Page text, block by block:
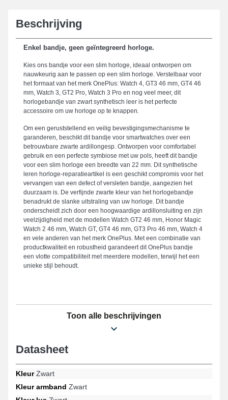
Beschrijving
Enkel bandje, geen geïntegreerd horloge.
Kies ons bandje voor een slim horloge, ideaal ontworpen om
nauwkeurig aan te passen op een slim horloge. Verstelbaar voor
het formaat van het merk OnePlus: Watch 4, GT3 46 mm, GT4 46
mm, Watch 3, GT2 Pro, Watch 3 Pro en nog veel meer, dit
horlogebandje van zwart synthetisch leer is het perfecte
accessoire om uw horloge op te knappen.
Om een geruststellend en veilig bevestigingsmechanisme te
garanderen, beschikt dit bandje voor smartwatches over een
betrouwbare zwarte ardillongesp. Ontworpen voor comfortabel
gebruik en een perfecte symbiose met uw pols, heeft dit bandje
voor een slim horloge een breedte van 22 mm. Dit synthetische
leren horloge-reparatieartikel is een geschikt compromis voor het
vervangen van een defect of versleten bandje, aangezien het
duurzaam is. De verfijnde zwarte kleur van het horlogebandje
benadrukt de slanke uitstraling van uw horloge. Dit bandje
onderscheidt zich door een hoogwaardige ardillonsluiting en zijn
veelzijdigheid met de modellen Watch GT2 46 mm, Honor Magic
Watch 2 46 mm, Watch GT, GT4 46 mm, GT3 Pro 46 mm, Watch 4
en vele anderen van het merk OnePlus. Met een combinatie van
productkwaliteit en robustheid garandeert dit OnePlus bandje
een vlotte compatibiliteit met meerdere modellen, terwijl het een
unieke stijl behoudt.
Toon alle beschrijvingen
Datasheet
KleurZwart
Kleur armband Zwart